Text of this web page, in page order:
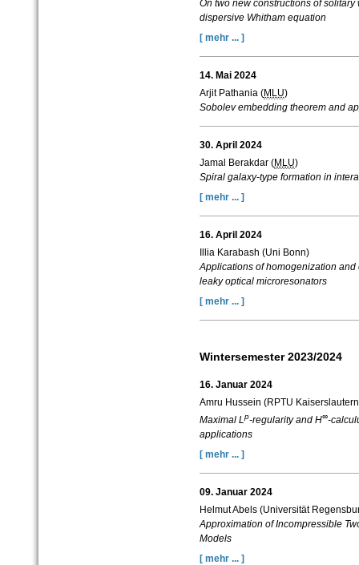
On two new constructions of
dispersive Whitham equation
[ mehr ... ]
14. Mai 2024
Arjit Pathania (MLU)
Sobolev embedding theorem and
30. April 2024
Jamal Berakdar (MLU)
Spiral galaxy-type formation in
[ mehr ... ]
16. April 2024
Illia Karabash (Uni Bonn)
Applications of homogenization
leaky optical microresonators
[ mehr ... ]
Wintersemester 2023/2024
16. Januar 2024
Amru Hussein (RPTU
Maximal Lp-regularity and H∞-
applications
[ mehr ... ]
09. Januar 2024
Helmut Abels (Universität
Approximation of Incompressible
Models
[ mehr ... ]